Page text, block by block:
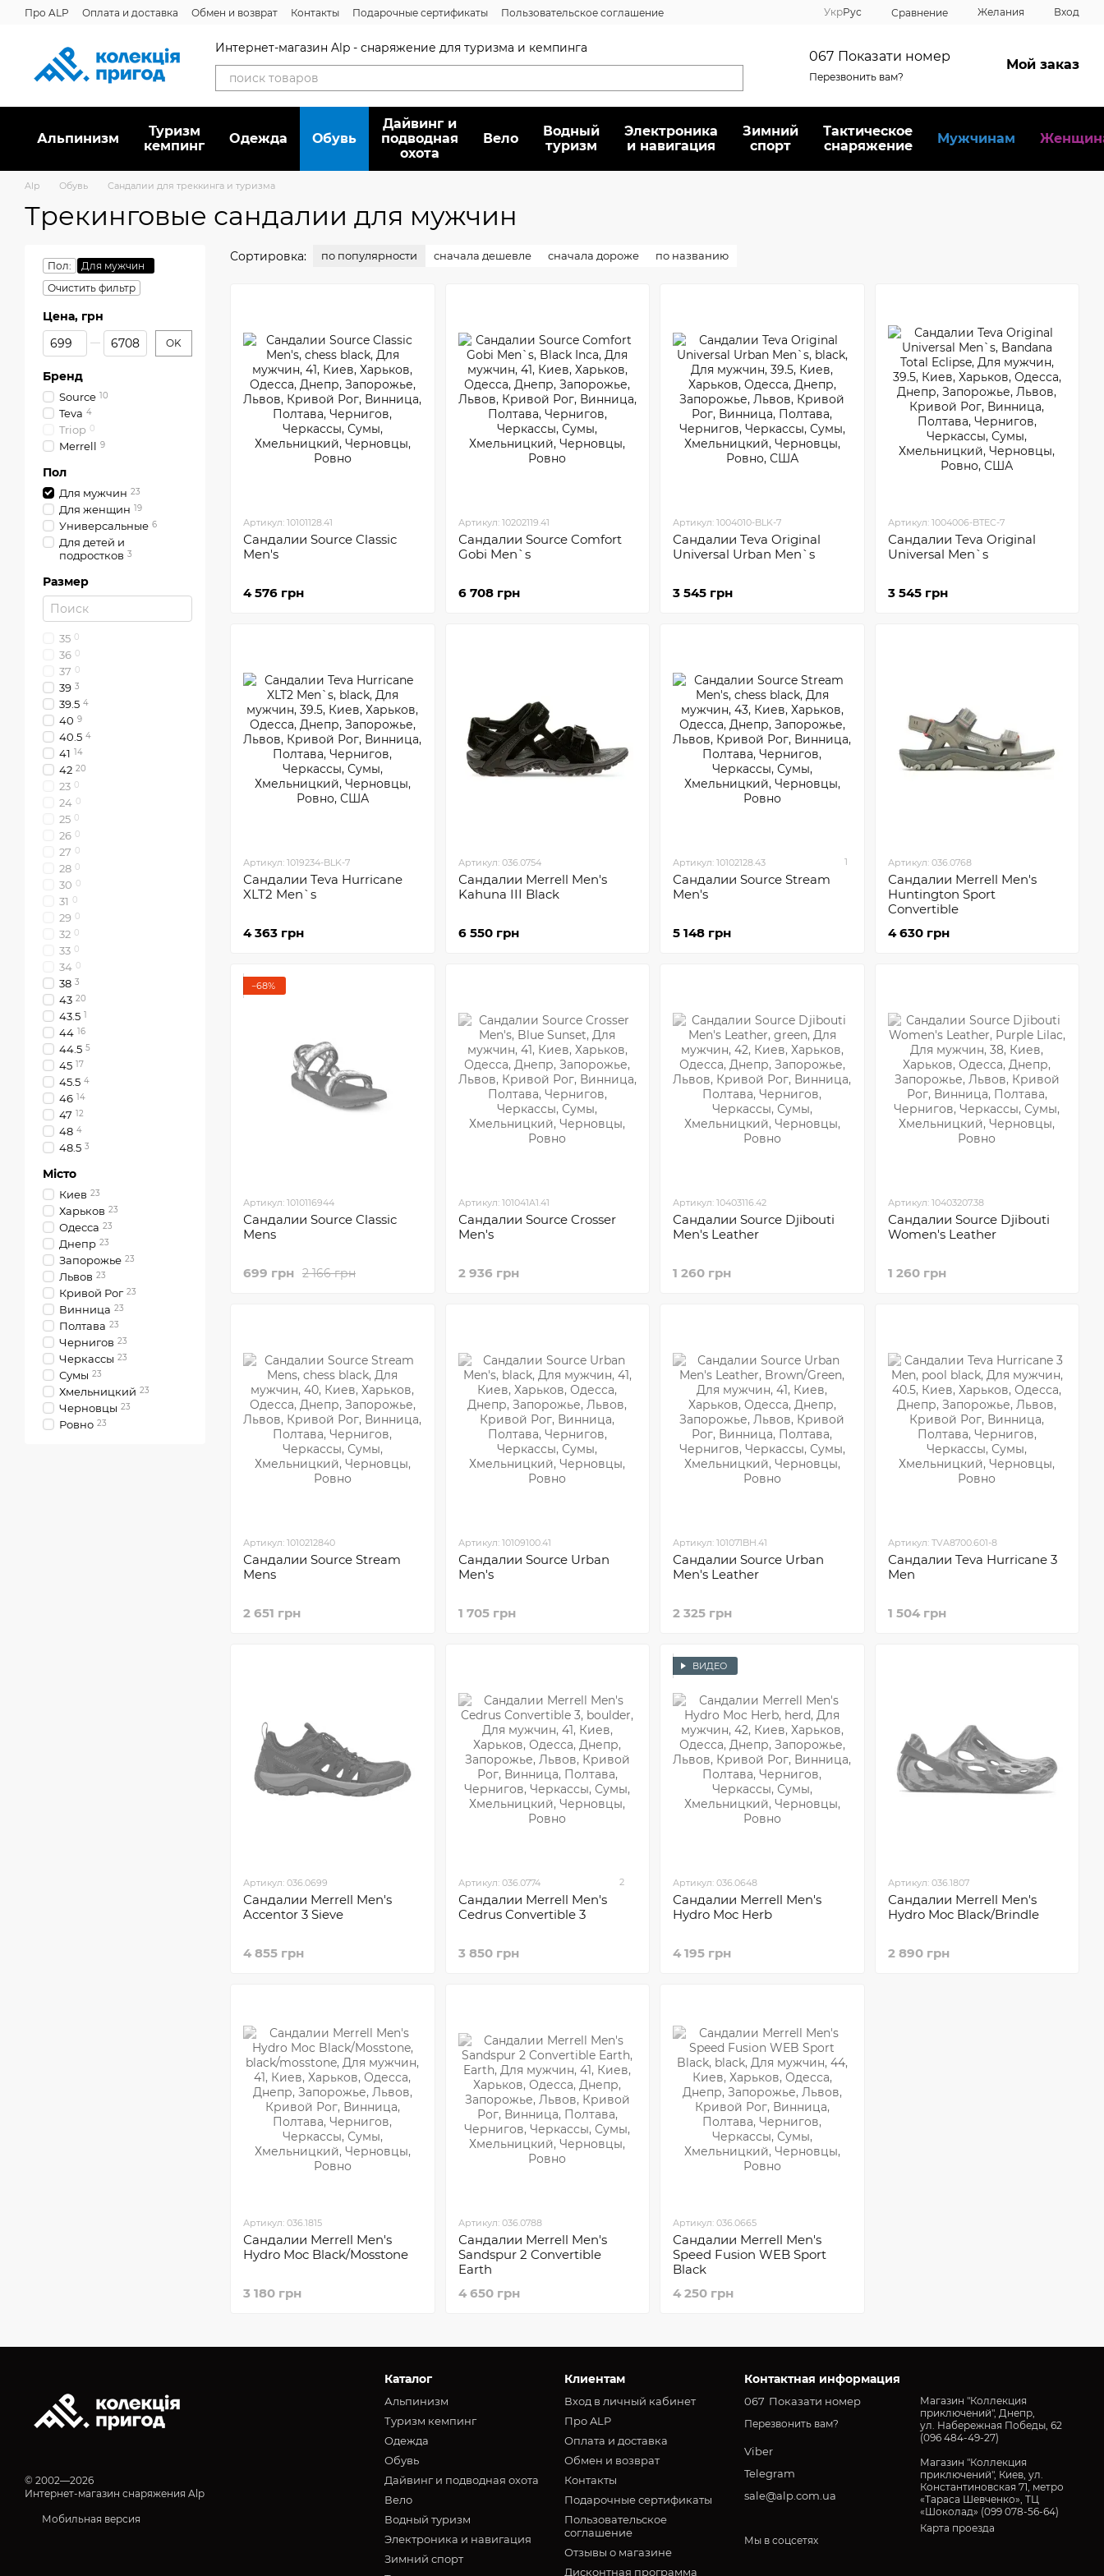
Перейти к основному контенту
Про ALP Оплата и доставка Обмен и возврат Контакты Подарочные сертификаты
Пользовательское соглашение
УкрРус Сравнение Желания Вход
Интернет-магазин Alp - снаряжение для туризма и кемпинга
067 Показати номер
Перезвонить вам?
Мой заказ
Альпинизм
Туризм
кемпинг
Oдежда Обувь
Дайвинг и
подводная
охота
Вело
Водный
туризм
Электроника
и навигация
Зимний
спорт
Тактическое
снаряжение
Мужчинам
Alp Обувь Сандалии для треккинга и туризма
Трекинговые сандалии для мужчин
Сортировка: по популярности сначала дешевле сначала дороже по названию
Артикул: 10101128.41
Сандалии Sourсe Classic
Men's
4 576 грн
Артикул: 10202119.41
Сандалии Sourсe Comfort
Gobi Men`s
6 708 грн
Артикул: 1004010-BLK-7
Сандалии Teva Original
Universal Urban Men`s
3 545 грн
Артикул: 1004006-BTEC-7
Сандалии Teva Original
Universal Men`s
3 545 грн
Артикул: 1019234-BLK-7
Сандалии Teva Hurricane
XLT2 Men`s
4 363 грн
Артикул: 036.0754
Сандалии Merrell Men's
Kahuna III Black
6 550 грн
Артикул: 10102128.43 1
Сандалии Sourсe Stream
Men's
5 148 грн
Артикул: 036.0768
Сандалии Merrell Men's
Huntington Sport
Convertible
4 630 грн
−68%
Артикул: 1010116944
Сандалии Sourсe Classic
Mens
2 166 грн
699 грн
Артикул: 101041A1.41
Сандалии Sourсe Crosser
Men's
2 936 грн
Артикул: 10403116.42
Сандалии Sourсe Djibouti
Men's Leather
1 260 грн
Артикул: 10403207.38
Сандалии Sourсe Djibouti
Women's Leather
1 260 грн
Артикул: 1010212840
Сандалии Sourсe Stream
Mens
2 651 грн
Артикул: 10109100.41
Сандалии Sourсe Urban
Men's
1 705 грн
Артикул: 101071BH.41
Сандалии Sourсe Urban
Men's Leather
2 325 грн
Артикул: TVA8700.601-8
Сандалии Teva Hurricane 3
Men
1 504 грн
Артикул: 036.0699
Сандалии Merrell Men's
Accentor 3 Sieve
4 855 грн
Артикул: 036.0774 2
Сандалии Merrell Men's
Cedrus Convertible 3
3 850 грн
ВИДЕО
Артикул: 036.0648
Сандалии Merrell Men's
Hydro Moc Herb
4 195 грн
Артикул: 036.1807
Сандалии Merrell Men's
Hydro Moc Black/Brindle
2 890 грн
Артикул: 036.1815
Сандалии Merrell Men's
Hydro Moc Black/Mosstone
3 180 грн
Артикул: 036.0788
Сандалии Merrell Men's
Sandspur 2 Convertible
Earth
4 650 грн
Артикул: 036.0665
Сандалии Merrell Men's
Speed Fusion WEB Sport
Black
4 250 грн
Пол:
Для мужчин
Очистить фильтр
Цена, грн
От Цена, грн
До Цена, грн OK
Бренд
Sourсe 10
Teva 4
Triop 0
Merrell 9
Пол
Для мужчин 23
Для женщин 19
Универсальные 6
Для детей и
подростков 3
Размер
35 0
36 0
37 0
39 3
39.5 4
40 9
40.5 4
41 14
42 20
23 0
24 0
25 0
26 0
27 0
28 0
30 0
31 0
29 0
32 0
33 0
34 0
38 3
43 20
43.5 1
44 16
44.5 5
45 17
45.5 4
46 14
47 12
48 4
48.5 3
Місто
Киев 23
Харьков 23
Одесса 23
Днепр 23
Запорожье 23
Львов 23
Кривой Рог 23
Винница 23
Полтава 23
Чернигов 23
Черкассы 23
Сумы 23
Хмельницкий 23
Черновцы 23
Ровно 23
© 2002—2026
Интернет-магазин снаряжения Alp
Мобильная версия
Каталог
Альпинизм
Туризм кемпинг
Oдежда
Обувь
Дайвинг и подводная охота
Вело
Водный туризм
Электроника и навигация
Зимний спорт
Клиентам
Вход в личный кабинет
Про ALP
Оплата и доставка
Обмен и возврат
Контакты
Подарочные сертификаты
Пользовательское
соглашение
Отзывы о магазине
Дисконтная программа
Контактная информация
067 Показати номер
Перезвонить вам?
Viber
Telegram
sale@alp.com.ua
Магазин "Коллекция
приключений", Днепр,
ул. Набережная Победы, 62
(096 484-49-27)
Магазин "Коллекция
приключений", Киев, ул.
Константиновская 71, метро
«Тараса Шевченко», ТЦ
«Шоколад» (099 078-56-64)
Карта проезда
Мы в соцсетях